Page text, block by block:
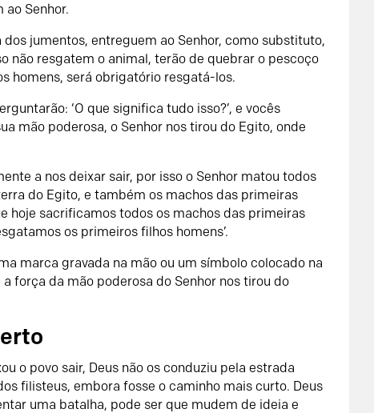
ao Senhor.
jumentos, entreguem ao Senhor, como substituto,
não resgatem o animal, terão de quebrar o pescoço
homens, será obrigatório resgatá-los.
‘O que significa tudo isso?’, e vocês
mão poderosa, o Senhor nos tirou do Egito, onde
a nos deixar sair, por isso o Senhor matou todos
do Egito, e também os machos das primeiras
hoje sacrificamos todos os machos das primeiras
os primeiros filhos homens’.
marca gravada na mão ou um símbolo colocado na
força da mão poderosa do Senhor nos tirou do
o povo sair, Deus não os conduziu pela estrada
filisteus, embora fosse o caminho mais curto. Deus
uma batalha, pode ser que mudem de ideia e